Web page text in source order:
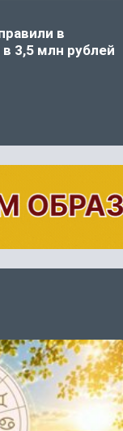
в
3,5 млн рублей